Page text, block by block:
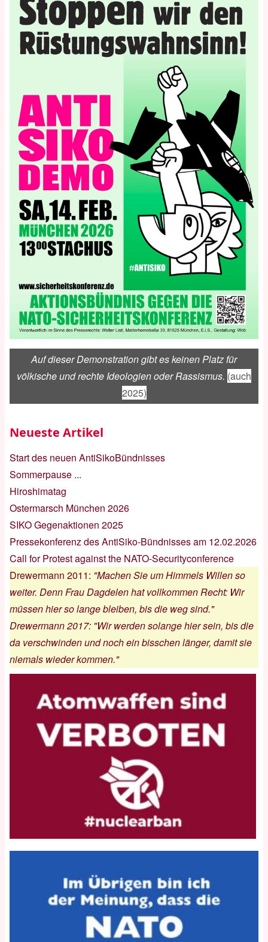
Auf dieser Demonstration gibt es keinen Platz für
völkische und rechte Ideologien oder Rassismus. (auch
2025)
Neueste Artikel
Start des neuen AntiSikoBündnisses
Sommerpause ...
Hiroshimatag
Ostermarsch München 2026
SIKO Gegenaktionen 2025
Pressekonferenz des AntiSiko-Bündnisses am 12.02.2026
Call for Protest against the NATO-Securityconference
Drewermann 2011: "Machen Sie um Himmels Willen so
weiter. Denn Frau Dagdelen hat vollkommen Recht: Wir
müssen hier so lange bleiben, bis die weg sind."
Drewermann 2017: "Wir werden solange hier sein, bis die
da verschwinden und noch ein bisschen länger, damit sie
niemals wieder kommen."